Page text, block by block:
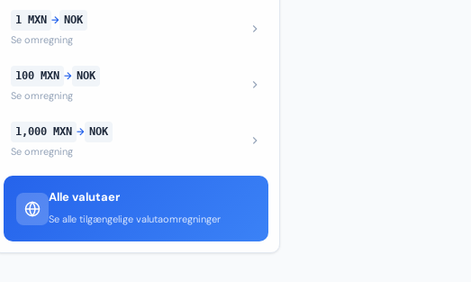
1 MXN → NOK
Se omregning
100 MXN → NOK
Se omregning
1,000 MXN → NOK
Se omregning
Alle valutaer
Se alle tilgængelige valutaomregninger